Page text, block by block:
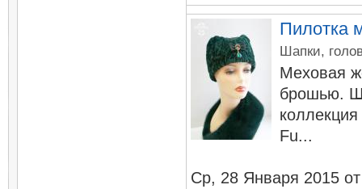
Пилотка
Шапки,
Меховая
брошью.
Fu...
Ср, 28 Января 2015